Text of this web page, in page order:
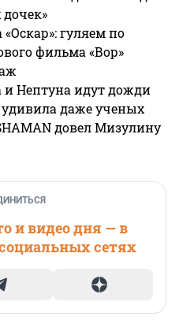
гуляем по
фильма «Вор»
Нептуна идут дожди
удивила даже ученых
довел Мизулину
и видео дня — в
сетях